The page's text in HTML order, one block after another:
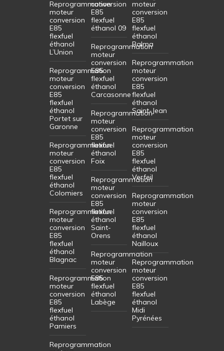
Reprogrammation
moteur
conversion
E85
flexfuel
éthanol
L’Union
Reprogrammation
moteur
conversion
E85
flexfuel
éthanol
Portet sur
Garonne
Reprogrammation
moteur
conversion
E85
flexfuel
éthanol
Colomiers
Reprogrammation
moteur
conversion
E85
flexfuel
éthanol
Blagnac
Reprogrammation
moteur
conversion
E85
flexfuel
éthanol
Pamiers
Reprogrammation
conversion
E85
flexfuel
éthanol 09
Reprogrammation
moteur
conversion
E85
flexfuel
éthanol
Carcasonne
Reprogrammation
moteur
conversion
E85
flexfuel
éthanol
Foix
Reprogrammation
moteur
conversion
E85
flexfuel
éthanol
Saint-
Orens
Reprogrammation
moteur
conversion
E85
flexfuel
éthanol
Labège
moteur
conversion
E85
flexfuel
éthanol
Balma
Reprogrammation
moteur
conversion
E85
flexfuel
éthanol
Saint-Jean
Reprogrammation
moteur
conversion
E85
flexfuel
éthanol
Verfeil
Reprogrammation
moteur
conversion
E85
flexfuel
éthanol
Nailloux
Reprogrammation
moteur
conversion
E85
flexfuel
éthanol
Midi
Pyrénées